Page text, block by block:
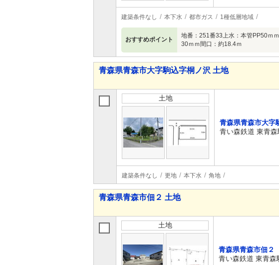
建築条件なし 本下水 都市ガス 1種低層地域
おすすめポイント
地番：251番33上水：本管PP50ｍ
30ｍｍ間口：約18.4ｍ
青森県青森市大字駒込字桐ノ沢 土地
土地
青森県青森市大字
青い森鉄道 東青
建築条件なし 更地 本下水 角地
青森県青森市佃２ 土地
土地
青森県青森市佃２
青い森鉄道 東青森